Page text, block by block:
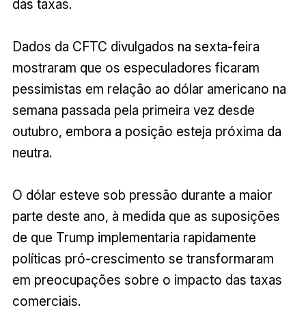
das taxas.
Dados da CFTC divulgados na sexta-feira
mostraram que os especuladores ficaram
pessimistas em relação ao dólar americano na
semana passada pela primeira vez desde
outubro, embora a posição esteja próxima da
neutra.
O dólar esteve sob pressão durante a maior
parte deste ano, à medida que as suposições
de que Trump implementaria rapidamente
políticas pró-crescimento se transformaram
em preocupações sobre o impacto das taxas
comerciais.